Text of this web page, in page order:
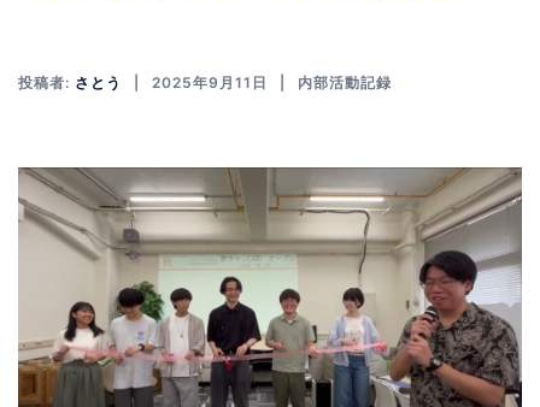
投稿者: さとう 2025年9月11日 内部活動記録